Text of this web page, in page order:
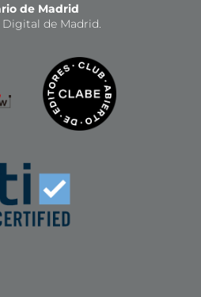
de Madrid
de Madrid.